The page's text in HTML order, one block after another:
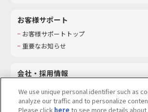
お客様サポート
お客様サポートトップ
重要なお知らせ
会社・採用情報
採用情報
We use unique personal identifier such as
analyze our traffic and to personalize
Please click here to see more details about